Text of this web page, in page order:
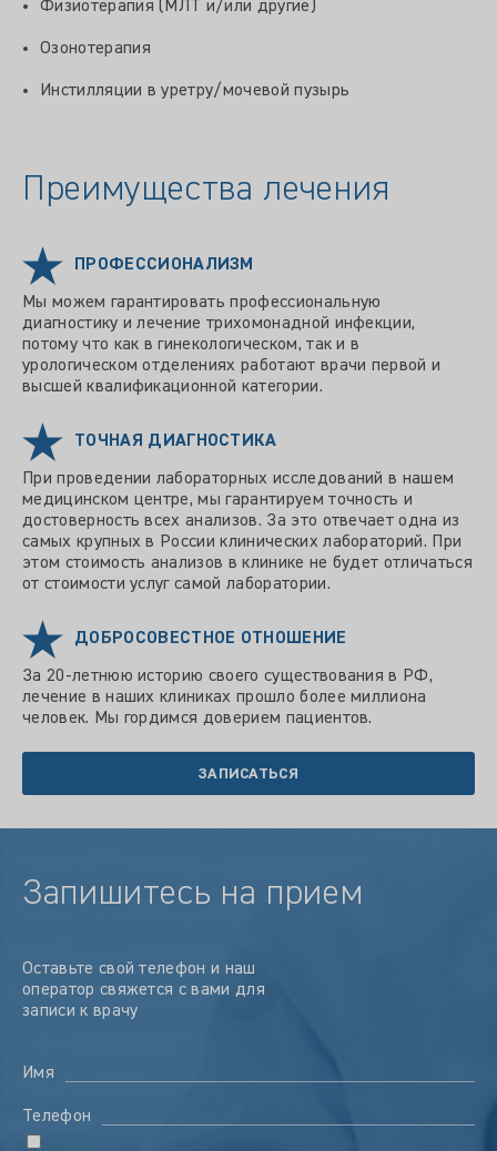
Физиотерапия (МЛТ и/или другие)
Озонотерапия
Инстилляции в уретру/мочевой пузырь
Преимущества лечения
ПРОФЕССИОНАЛИЗМ
Мы можем гарантировать профессиональную
диагностику и лечение трихомонадной инфекции,
потому что как в гинекологическом, так и в
урологическом отделениях работают врачи первой и
высшей квалификационной категории.
ТОЧНАЯ ДИАГНОСТИКА
При проведении лабораторных исследований в нашем
медицинском центре, мы гарантируем точность и
достоверность всех анализов. За это отвечает одна из
самых крупных в России клинических лабораторий. При
этом стоимость анализов в клинике не будет отличаться
от стоимости услуг самой лаборатории.
ДОБРОСОВЕСТНОЕ ОТНОШЕНИЕ
За 20-летнюю историю своего существования в РФ,
лечение в наших клиниках прошло более миллиона
человек. Мы гордимся доверием пациентов.
ЗАПИСАТЬСЯ
Запишитесь на прием
Оставьте свой телефон и наш
оператор свяжется с вами для
записи к врачу
Имя
Телефон